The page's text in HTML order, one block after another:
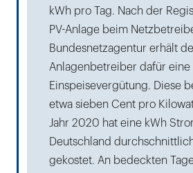
kWh pro Tag. Nach der
PV-Anlage beim
Bundesnetzagentur erhält
Anlagenbetreiber dafür eine
Einspeisevergütung. Diese
etwa sieben Cent pro
Jahr 2020 hat eine kWh
Deutschland
gekostet. An bedeckten